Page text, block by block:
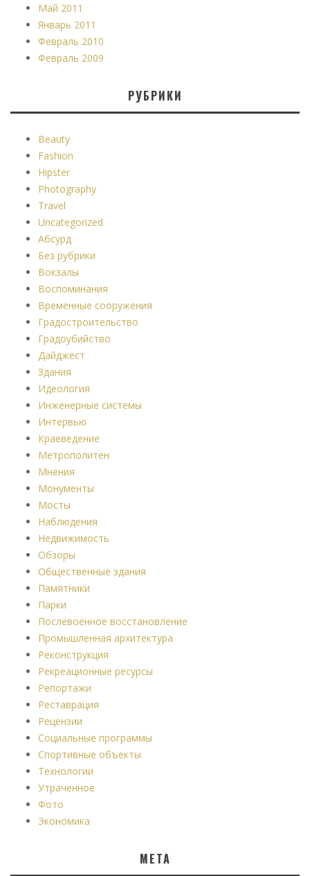
Май 2011
Январь 2011
Февраль 2010
Февраль 2009
РУБРИКИ
Beauty
Fashion
Hipster
Photography
Travel
Uncategorized
Абсурд
Без рубрики
Вокзалы
Воспоминания
Временные сооружения
Градостроительство
Градоубийство
Дайджест
Здания
Идеология
Инженерные системы
Интервью
Краеведение
Метрополитен
Мнения
Монументы
Мосты
Наблюдения
Недвижимость
Обзоры
Общественные здания
Памятники
Парки
Послевоенное восстановление
Промышленная архитектура
Реконструкция
Рекреационные ресурсы
Репортажи
Реставрация
Рецензии
Социальные программы
Спортивные объекты
Технологии
Утраченное
Фото
Экономика
МЕТА